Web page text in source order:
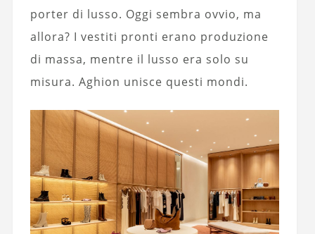
porter di lusso. Oggi sembra ovvio, ma
allora? I vestiti pronti erano produzione
di massa, mentre il lusso era solo su
misura. Aghion unisce questi mondi.